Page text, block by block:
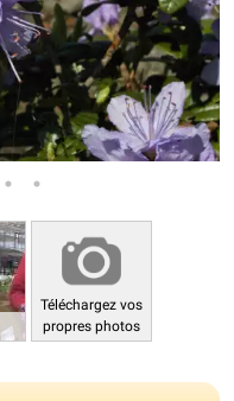
Téléchargez vos
propres photos